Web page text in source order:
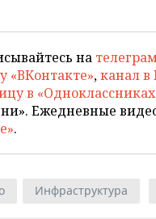
на
«ВКонтакте»,канал в
в
Ежедневные
.
Инфраструктура